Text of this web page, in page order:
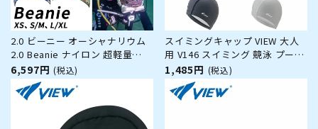
2.0 ビーニー オーシャナリウム
2.0 Beanie ナイロン 超軽量
Oceanarium ダイビング ネオプ
レーン あごストラップ付きXS S
M L XL フード ヘッドキャップ
ヘアバンド サーフキャップ 寒さ
対策 保温 海 海遊び 海水浴
6,597円 (税込)
スイミングキャップ VIEW 大人
用 V146 スイミング 競泳 プール
水泳 男女兼用 ジム フィットネ
ス
1,485円 (税込)